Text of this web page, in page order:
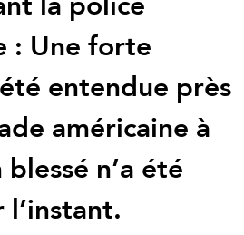
: Une forte
entendue près
américaine à
n’a été